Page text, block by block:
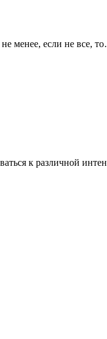
менее, если не все,
к различной